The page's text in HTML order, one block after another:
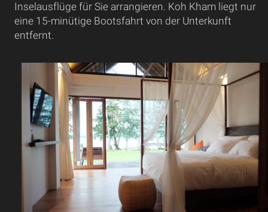
Inselausflüge für Sie arrangieren. Koh Kham liegt nur
eine 15-minütige Bootsfahrt von der Unterkunft
entfernt.